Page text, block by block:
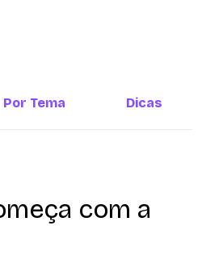
Por Tema Dicas
com a